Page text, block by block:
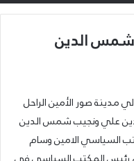
شمس الدين
مدينة صور الأمين الراحل
علي ونجيب شمس الدين
السياسي الامين وسام